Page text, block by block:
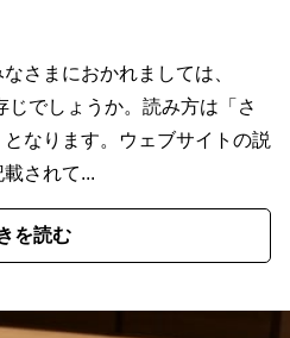
さまにおかれましては、
でしょうか。読み方は「さ
なります。ウェブサイトの説
されて...
を読む